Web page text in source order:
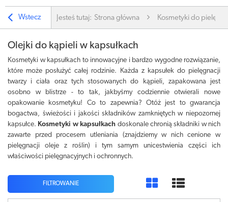
Wstecz Jesteś tutaj: Strona główna Kosmetyki do
Olejki do kąpieli w kapsułkach
Kosmetyki w kapsułkach to innowacyjne i bardzo wygodne rozwiązanie,
które może posłużyć całej rodzinie. Każda z kapsułek do pielęgnacji
twarzy i ciała oraz tych stosowanych do kąpieli, zapakowana jest
osobno w blistrze - to tak, jakbyśmy codziennie otwierali nowe
opakowanie kosmetyku! Co to zapewnia? Otóż jest to gwarancja
bogactwa, świeżości i jakości składników zamkniętych w niepozornej
kapsułce. Kosmetyki w kapsułkach doskonale chronią składniki w nich
zawarte przed procesem utleniania (znajdziemy w nich cenione w
pielęgnacji oleje z roślin) i tym samym unicestwienia części ich
właściwości pielęgnacyjnych i ochronnych.
FILTROWANIE